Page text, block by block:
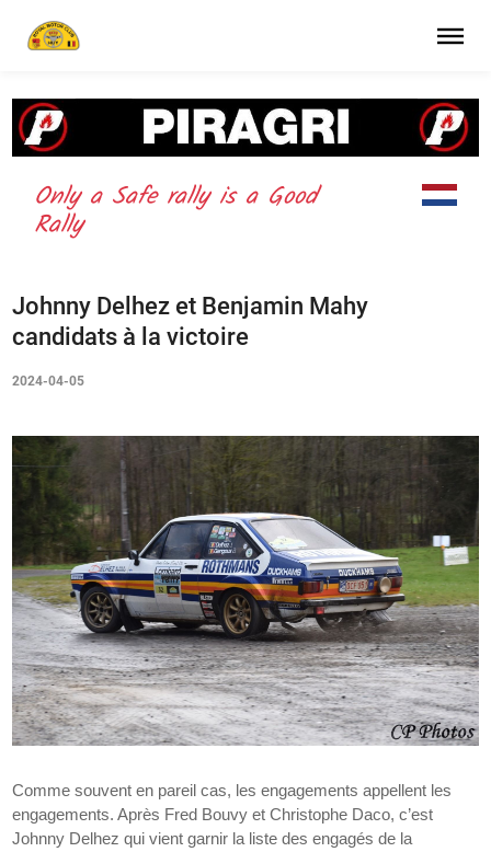
Only a Safe rally is a Good
Rally
OUR mission – your safety –
your live
Johnny Delhez et Benjamin Mahy
candidats à la victoire
2024-04-05
Comme souvent en pareil cas, les engagements appellent les
engagements. Après Fred Bouvy et Christophe Daco, c’est
Johnny Delhez qui vient garnir la liste des engagés de la